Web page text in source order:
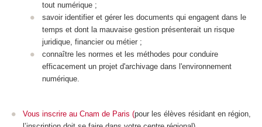
tout numérique ;
savoir identifier et gérer les documents qui engagent dans le
temps et dont la mauvaise gestion présenterait un risque
juridique, financier ou métier ;
connaître les normes et les méthodes pour conduire
efficacement un projet d'archivage dans l'environnement
numérique.
Vous inscrire au Cnam de Paris (pour les élèves résidant en région,